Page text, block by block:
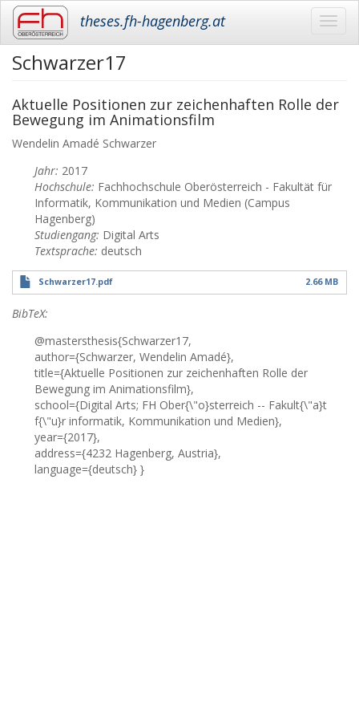
Skip
content
theses.fh-hagenberg.at
Schwarzer17
Aktuelle Positionen zur zeichenhaften Rolle der
Bewegung im Animationsfilm
Wendelin Amadé Schwarzer
Jahr: 2017
Hochschule: Fachhochschule Oberösterreich - Fakultät für
Informatik, Kommunikation und Medien (Campus
Hagenberg)
Studiengang: Digital Arts
Textsprache: deutsch
Schwarzer17.pdf 2.66 MB
BibTeX:
@mastersthesis{Schwarzer17,
author={Schwarzer, Wendelin Amadé},
title={Aktuelle Positionen zur zeichenhaften Rolle der
Bewegung im Animationsfilm},
school={Digital Arts; FH Ober{\"o}sterreich -- Fakult{\"a}t
f{\"u}r informatik, Kommunikation und Medien},
year={2017},
address={4232 Hagenberg, Austria},
language={deutsch} }